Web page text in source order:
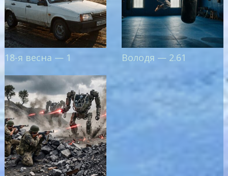
18-я весна — 1 Володя — 2.61